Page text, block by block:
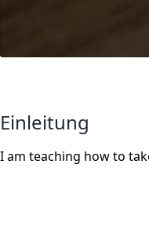
Einleitung
I am teaching how to